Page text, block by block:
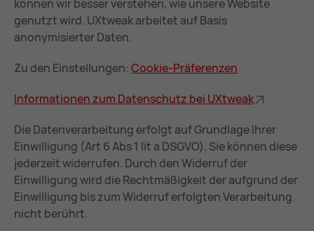
können wir besser verstehen, wie unsere Website
genutzt wird. UXtweak arbeitet auf Basis
anonymisierter Daten.
Zu den Einstellungen: Coo­kie-Prä­fe­ren­zen
In­for­ma­tio­nen zum Da­ten­schutz bei UXt­weak
Die Datenverarbeitung erfolgt auf Grundlage Ihrer
Einwilligung (Art 6 Abs 1 lit a DSGVO). Sie können diese
jederzeit widerrufen. Durch den Widerruf der
Einwilligung wird die Rechtmäßigkeit der aufgrund der
Einwilligung bis zum Widerruf erfolgten Verarbeitung
nicht berührt.